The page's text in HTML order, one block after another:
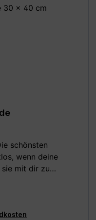
42 x 59,4 cm (DIN
x 84,1 cm (DIN
wenn deine
sie mit dir zu
Freund oder
Geschenk, z. B.